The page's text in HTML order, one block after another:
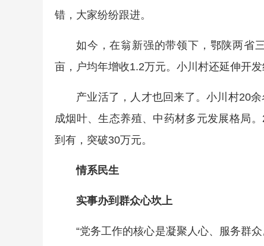
错，大家纷纷跟进。
如今，在翁新强的带领下，鄂陕两省
亩，户均年增收1.2万元。小川村还延伸开
产业活了，人才也回来了。小川村20
成烟叶、生态养殖、中药材多元发展格局
到有，突破30万元。
情系民生
实事办到群众心坎上
“党务工作的核心是凝聚人心、服务群